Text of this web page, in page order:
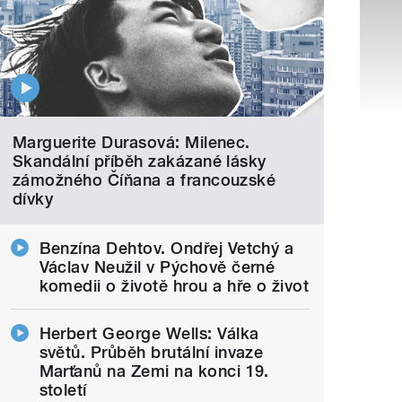
Marguerite Durasová: Milenec.
Skandální příběh zakázané lásky
zámožného Číňana a francouzské
dívky
Benzína Dehtov. Ondřej Vetchý a
Václav Neužil v Pýchově černé
komedii o životě hrou a hře o život
Herbert George Wells: Válka
světů. Průběh brutální invaze
Marťanů na Zemi na konci 19.
století